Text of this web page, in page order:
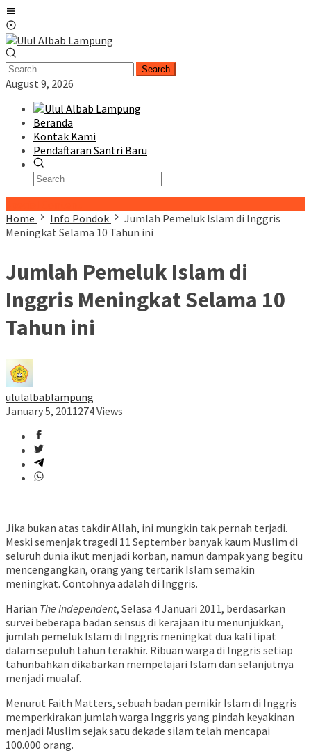
Skip
to
content
Search
August 9, 2026
Beranda
Kontak Kami
Pendaftaran Santri Baru
Home
Info Pondok
Jumlah Pemeluk Islam di Inggris
Meningkat Selama 10 Tahun ini
Jumlah Pemeluk Islam di
Inggris Meningkat Selama 10
Tahun ini
ululalbablampung
January 5, 2011274 Views
Jika bukan atas takdir Allah, ini mungkin tak pernah terjadi.
Meski semenjak tragedi 11 September banyak kaum Muslim di
seluruh dunia ikut menjadi korban, namun dampak yang begitu
mencengangkan, orang yang tertarik Islam semakin
meningkat. Contohnya adalah di Inggris.
Harian The Independent, Selasa 4 Januari 2011, berdasarkan
survei beberapa badan sensus di kerajaan itu menunjukkan,
jumlah pemeluk Islam di Inggris meningkat dua kali lipat
dalam sepuluh tahun terakhir. Ribuan warga di Inggris setiap
tahunbahkan dikabarkan mempelajari Islam dan selanjutnya
menjadi mualaf.
Menurut Faith Matters, sebuah badan pemikir Islam di Inggris
memperkirakan jumlah warga Inggris yang pindah keyakinan
menjadi Muslim sejak satu dekade silam telah mencapai
100.000 orang.